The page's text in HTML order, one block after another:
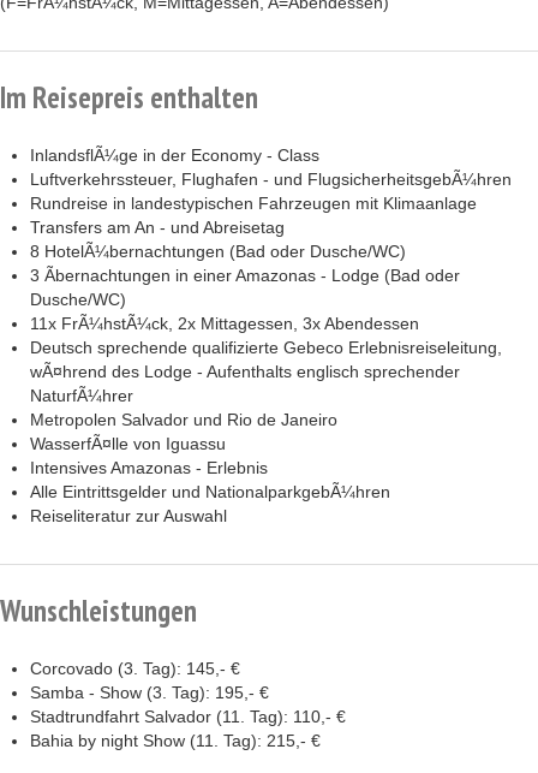
Im Reisepreis enthalten
InlandsflÃ¼ge in der Economy - Class
Luftverkehrssteuer, Flughafen - und FlugsicherheitsgebÃ¼hren
Rundreise in landestypischen Fahrzeugen mit Klimaanlage
Transfers am An - und Abreisetag
8 HotelÃ¼bernachtungen (Bad oder Dusche/WC)
3 Ãbernachtungen in einer Amazonas - Lodge (Bad oder
Dusche/WC)
11x FrÃ¼hstÃ¼ck, 2x Mittagessen, 3x Abendessen
Deutsch sprechende qualifizierte Gebeco Erlebnisreiseleitung,
wÃ¤hrend des Lodge - Aufenthalts englisch sprechender
NaturfÃ¼hrer
Metropolen Salvador und Rio de Janeiro
WasserfÃ¤lle von Iguassu
Intensives Amazonas - Erlebnis
Alle Eintrittsgelder und NationalparkgebÃ¼hren
Reiseliteratur zur Auswahl
Wunschleistungen
Corcovado (3. Tag): 145,- €
Samba - Show (3. Tag): 195,- €
Stadtrundfahrt Salvador (11. Tag): 110,- €
Bahia by night Show (11. Tag): 215,- €